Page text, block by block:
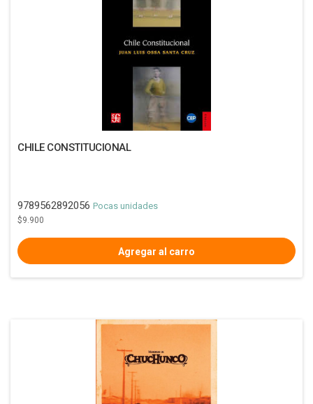
CHILE CONSTITUCIONAL
9789562892056 Pocas unidades
$9.900